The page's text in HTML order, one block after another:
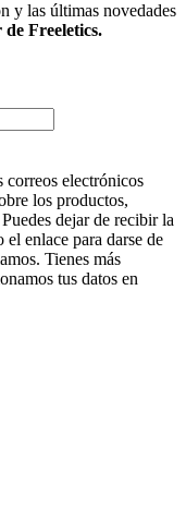
y las últimas novedades
de Freeletics.
correos electrónicos
los productos,
dejar de recibir la
enlace para darse de
Tienes más
tus datos en